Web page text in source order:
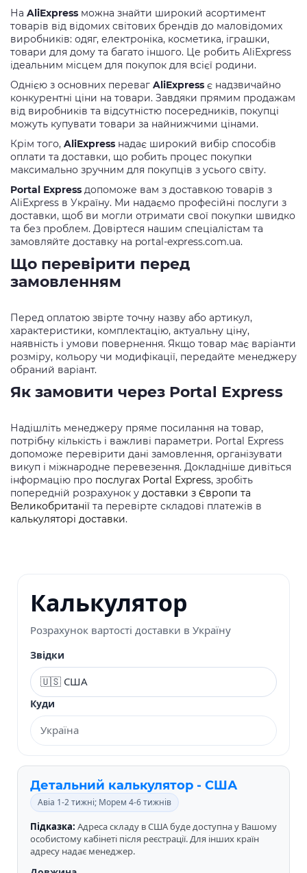
На AliExpress можна знайти широкий асортимент
товарів від відомих світових брендів до маловідомих
виробників: одяг, електроніка, косметика, іграшки,
товари для дому та багато іншого. Це робить AliExpress
ідеальним місцем для покупок для всієї родини.
Однією з основних переваг AliExpress є надзвичайно
конкурентні ціни на товари. Завдяки прямим продажам
від виробників та відсутністю посередників, покупці
можуть купувати товари за найнижчими цінами.
Крім того, AliExpress надає широкий вибір способів
оплати та доставки, що робить процес покупки
максимально зручним для покупців з усього світу.
Portal Express допоможе вам з доставкою товарів з
AliExpress в Україну. Ми надаємо професійні послуги з
доставки, щоб ви могли отримати свої покупки швидко
та без проблем. Довіртеся нашим спеціалістам та
замовляйте доставку на portal-express.com.ua.
Що перевірити перед
замовленням
Перед оплатою звірте точну назву або артикул,
характеристики, комплектацію, актуальну ціну,
наявність і умови повернення. Якщо товар має варіанти
розміру, кольору чи модифікації, передайте менеджеру
обраний варіант.
Як замовити через Portal Express
Надішліть менеджеру пряме посилання на товар,
потрібну кількість і важливі параметри. Portal Express
допоможе перевірити дані замовлення, організувати
викуп і міжнародне перевезення. Докладніше дивіться
інформацію про послугах Portal Express, зробіть
попередній розрахунок у доставки з Європи та
Великобританії та перевірте складові платежів в
калькуляторі доставки.
Калькулятор
Розрахунок вартості доставки в Україну
Звідки
Куди
Детальний калькулятор - США
Авіа 1-2 тижні; Морем 4-6 тижнів
Підказка: Адреса складу в США буде доступна у Вашому
особистому кабінеті після реєстрації. Для інших країн
адресу надає менеджер.